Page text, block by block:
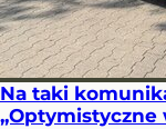
Na taki
„Optymistyczne